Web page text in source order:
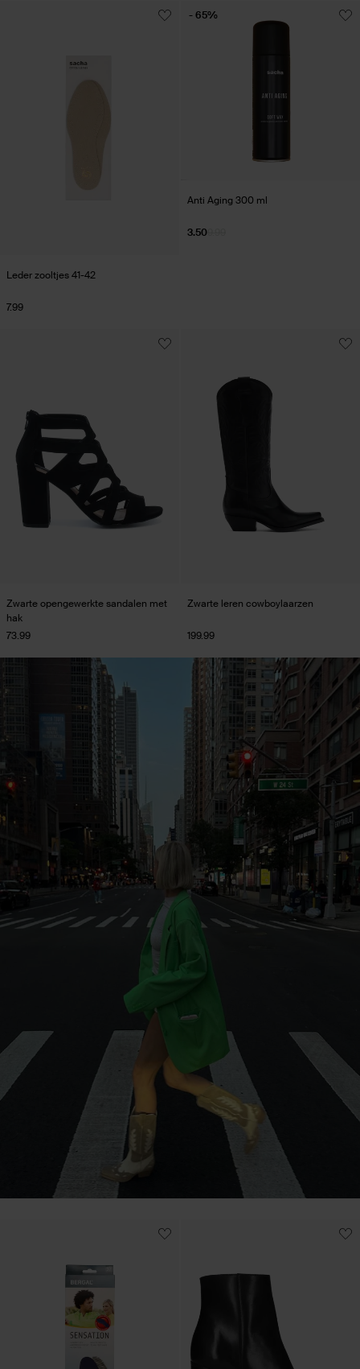
Leder zooltjes 41-42
7.99
Anti Aging 300 ml
3.50
- 65%
Zwarte opengewerkte sandalen met
hak
73.99
Zwarte leren cowboylaarzen
199.99